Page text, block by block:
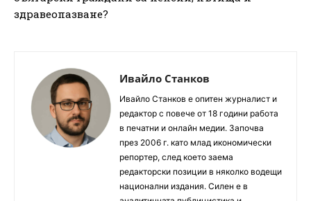
здравеопазване?
Ивайло Станков
Ивайло Станков е опитен журналист и
редактор с повече от 18 години работа
в печатни и онлайн медии. Започва
през 2006 г. като млад икономически
репортер, след което заема
редакторски позиции в няколко водещи
национални издания. Силен е в